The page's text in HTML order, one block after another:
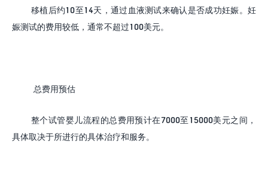
移植后约10至14天，通过血液测试来确认是否成功妊娠。妊
娠测试的费用较低，通常不超过100美元。
总费用预估
整个试管婴儿流程的总费用预计在7000至 15000美元之间，
具体取决于所进行的具体治疗和服务。